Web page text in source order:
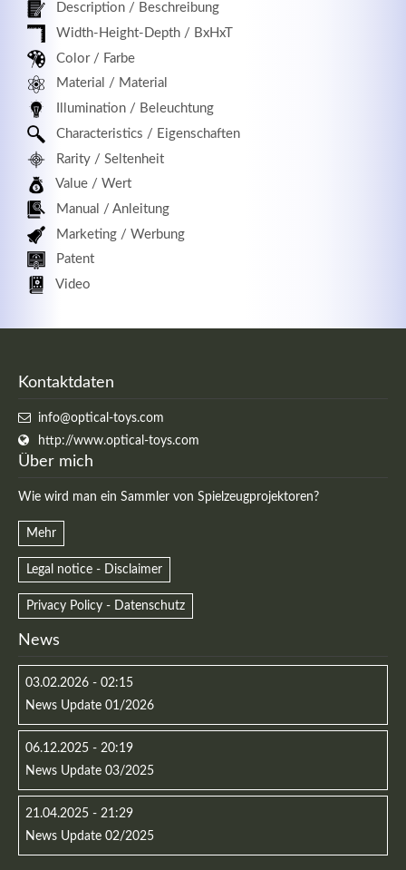
Description / Beschreibung
Width-Height-Depth / BxHxT
Color / Farbe
Material / Material
Illumination / Beleuchtung
Characteristics / Eigenschaften
Rarity / Seltenheit
Value / Wert
Manual / Anleitung
Marketing / Werbung
Patent
Video
Kontaktdaten
info@optical-toys.com
http://www.optical-toys.com
Über mich
Wie wird man ein Sammler von Spielzeugprojektoren?
Mehr
Legal notice - Disclaimer
Privacy Policy - Datenschutz
News
03.02.2026 - 02:15
News Update 01/2026
06.12.2025 - 20:19
News Update 03/2025
21.04.2025 - 21:29
News Update 02/2025
Passwort
Registrieren